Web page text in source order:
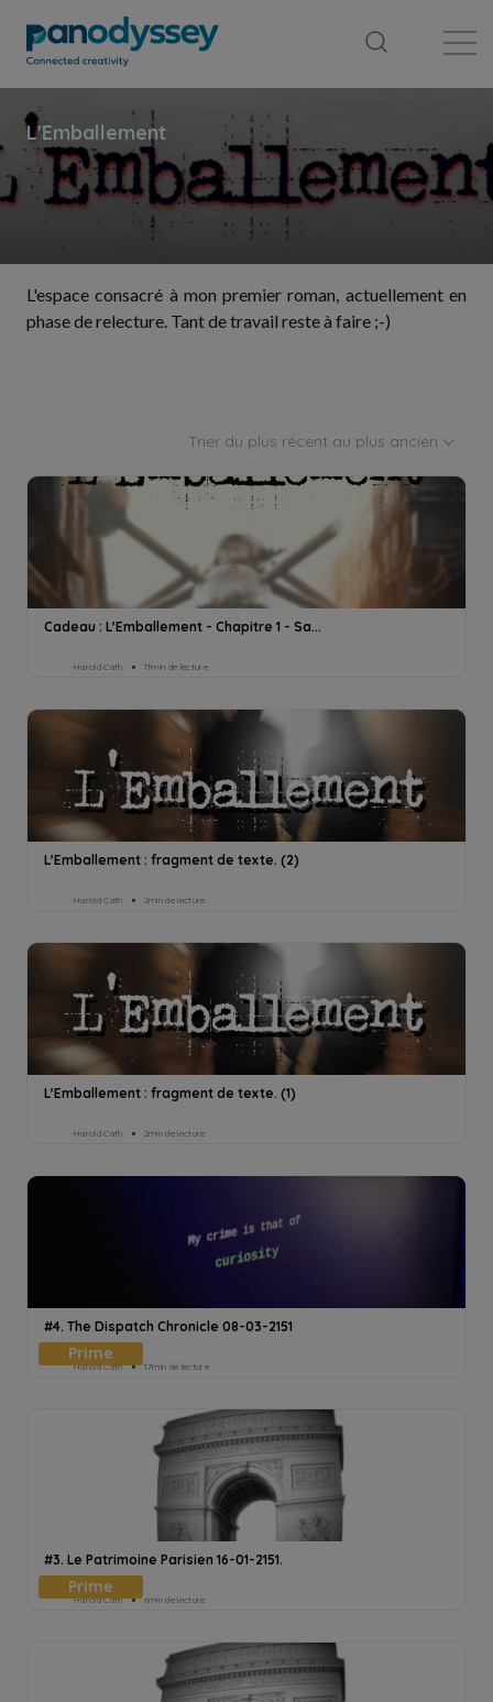
L'espace consacré à mon premier roman, actuellement en
phase de relecture. Tant de travail reste à faire ;-)
Trier du plus récent au plus ancien
Cadeau : L'Emballement - Chapitre 1 - Sa...
Harold Cath 11min de lecture
L'Emballement : fragment de texte. (2)
Harold Cath 2min de lecture
L'Emballement : fragment de texte. (1)
Harold Cath 2min de lecture
#4. The Dispatch Chronicle 08-03-2151
Harold Cath 17min de lecture
#3. Le Patrimoine Parisien 16-01-2151.
Harold Cath 6min de lecture